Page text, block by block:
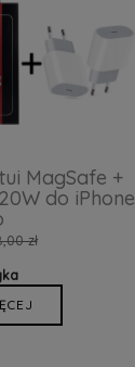
MagSafe +
do iPhone
zł